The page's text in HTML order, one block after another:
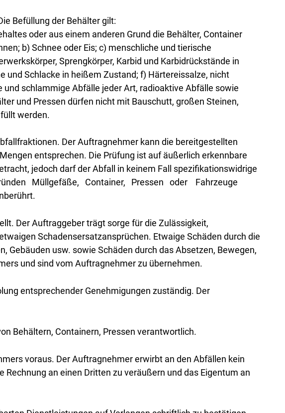
Befüllung der Behälter gilt:
oder aus einem anderen Grund die Behälter, Container
b) Schnee oder Eis; c) menschliche und tierische
Sprengkörper, Karbid und Karbidrückstände in
und Schlacke in heißem Zustand; f) Härtereissalze, nicht
schlammige Abfälle jeder Art, radioaktive Abfälle sowie
und Pressen dürfen nicht mit Bauschutt, großen Steinen,
werden.
Der Auftragnehmer kann die bereitgestellten
entsprechen. Die Prüfung ist auf äußerlich erkennbare
jedoch darf der Abfall in keinem Fall spezifikationswidrige
Müllgefäße, Container, Pressen oder Fahrzeuge
Der Auftraggeber trägt sorge für die Zulässigkeit,
Schadensersatzansprüchen. Etwaige Schäden durch die
Gebäuden usw. sowie Schäden durch das Absetzen, Bewegen,
und sind vom Auftragnehmer zu übernehmen.
entsprechender Genehmigungen zuständig. Der
Behältern, Containern, Pressen verantwortlich.
voraus. Der Auftragnehmer erwirbt an den Abfällen kein
an einen Dritten zu veräußern und das Eigentum an